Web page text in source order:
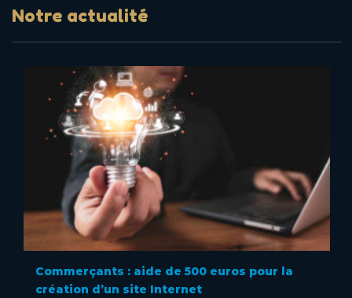
Notre actualité
Commerçants : aide de 500 euros pour la
création d’un site Internet